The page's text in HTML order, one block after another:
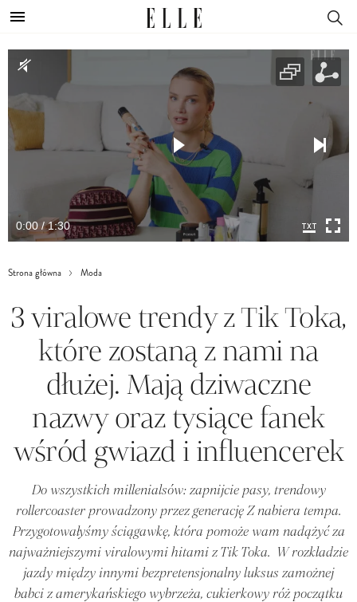
0:00 / 1:30
Strona główna Moda
3 viralowe trendy z Tik Toka,
które zostaną z nami na
dłużej. Mają dziwaczne
nazwy oraz tysiące fanek
wśród gwiazd i influencerek
Do wszystkich millenialsów: zapnijcie pasy, trendowy
rollercoaster prowadzony przez generację Z nabiera tempa.
Przygotowałyśmy ściągawkę, która pomoże wam nadążyć za
najważniejszymi viralowymi hitami z Tik Toka. W rozkładzie
jazdy między innymi bezpretensjonalny luksus zamożnej
babci z amerykańskiego wybrzeża, cukierkowy róż początku